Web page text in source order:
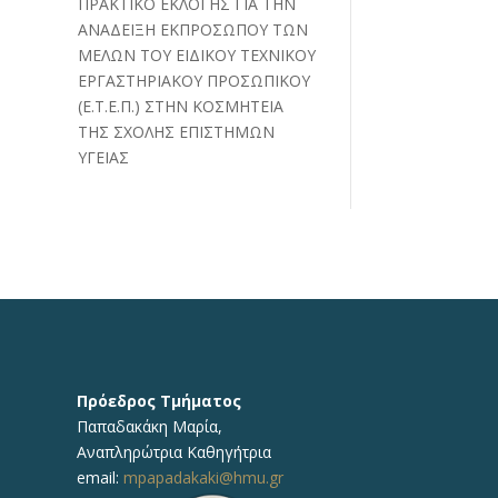
ΑΝΑΔΕΙΞΗ ΕΚΠΡΟΣΩΠΟΥ ΤΩΝ
ΜΕΛΩΝ ΤΟΥ ΕΙΔΙΚΟΥ ΤΕΧΝΙΚΟΥ
ΕΡΓΑΣΤΗΡΙΑΚΟΥ ΠΡΟΣΩΠΙΚΟΥ
(Ε.Τ.Ε.Π.) ΣΤΗΝ ΚΟΣΜΗΤΕΙΑ
ΤΗΣ ΣΧΟΛΗΣ ΕΠΙΣΤΗΜΩΝ
ΥΓΕΙΑΣ
Πρόεδρος Τμήματος
Παπαδακάκη Μαρία,
Αναπληρώτρια Καθηγήτρια
email: mpapadakaki@hmu.gr